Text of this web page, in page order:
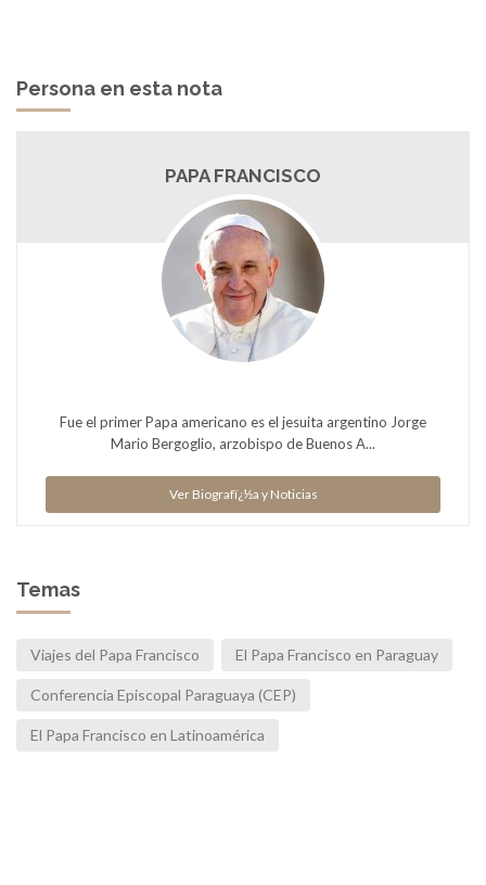
Persona en esta nota
PAPA FRANCISCO
Fue el primer Papa americano es el jesuita argentino Jorge
Mario Bergoglio, arzobispo de Buenos A...
Ver Biografï¿½a y Noticias
Temas
Viajes del Papa Francisco El Papa Francisco en Paraguay
Conferencia Episcopal Paraguaya (CEP)
El Papa Francisco en Latinoamérica